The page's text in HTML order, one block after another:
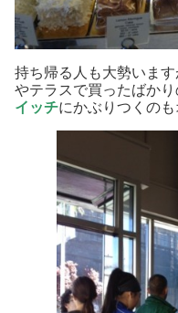
持ち帰る人も大勢いま
やテラスで買ったばかり
イッチにかぶりつくのも